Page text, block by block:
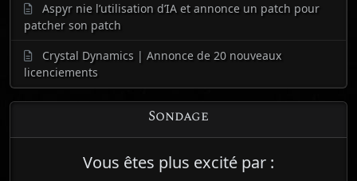
Aspyr nie l’utilisation d’IA et annonce un patch pour
patcher son patch
Crystal Dynamics | Annonce de 20 nouveaux
licenciements
Sondage
Vous êtes plus excité par :